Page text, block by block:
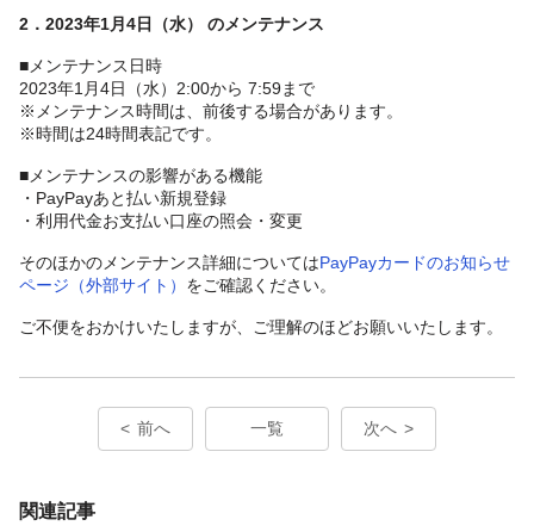
2．2023年1月4日（水） のメンテナンス
■メンテナンス日時
2023年1月4日（水）2:00から 7:59まで
※メンテナンス時間は、前後する場合があります。
※時間は24時間表記です。
■メンテナンスの影響がある機能
・PayPayあと払い新規登録
・利用代金お支払い口座の照会・変更
そのほかのメンテナンス詳細についてはPayPayカードのお知らせ
ページ（外部サイト） をご確認ください。
ご不便をおかけいたしますが、ご理解のほどお願いいたします。
前へ 一覧 次へ
関連記事